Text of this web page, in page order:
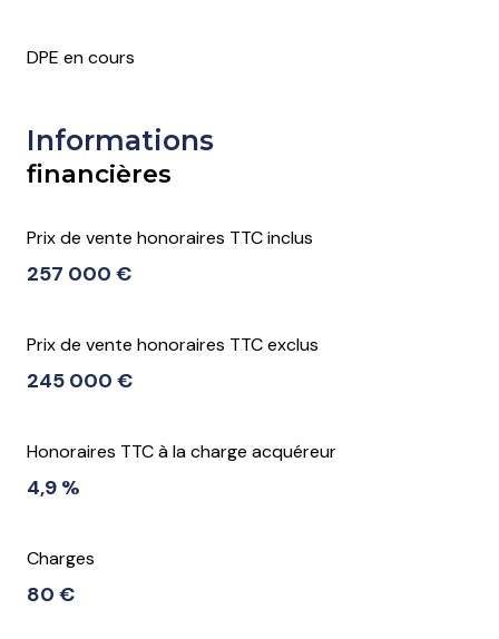
DPE en cours
Informations
financières
Prix de vente honoraires TTC inclus
257 000 €
Prix de vente honoraires TTC exclus
245 000 €
Honoraires TTC à la charge acquéreur
4,9 %
Charges
80 €